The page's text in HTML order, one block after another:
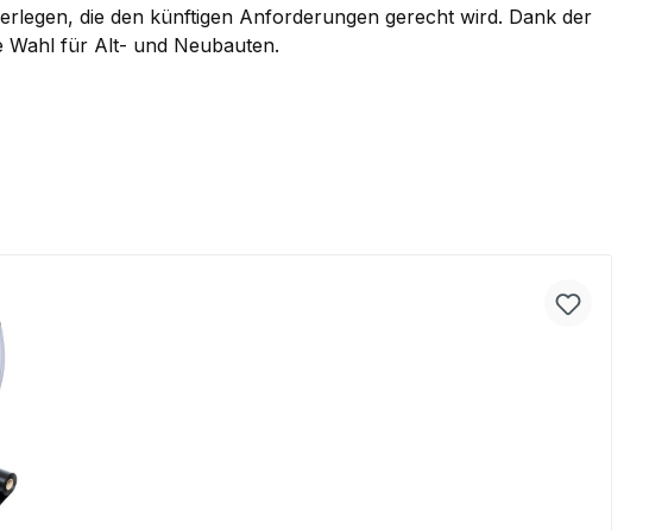
die den künftigen Anforderungen gerecht wird. Dank der
Wahl für Alt- und Neubauten.